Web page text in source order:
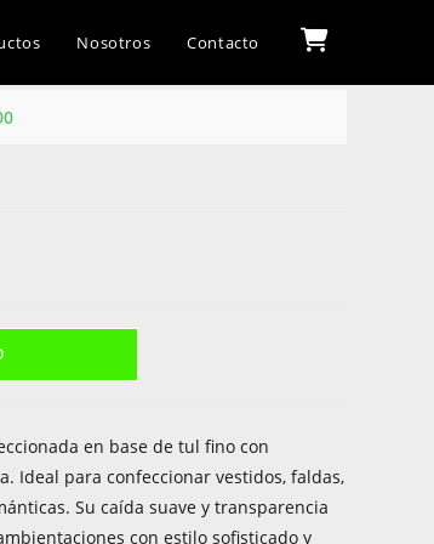
Nosotros Contacto
en base de tul fino con
Ideal para confeccionar vestidos, faldas,
Su caída suave y transparencia
con estilo sofisticado y